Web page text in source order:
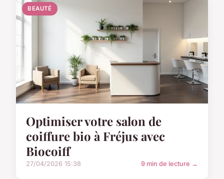
BEAUTÉ
Optimiser votre salon de
coiffure bio à Fréjus avec
Biocoiff
27/04/2026 15:38 9 min de lecture →